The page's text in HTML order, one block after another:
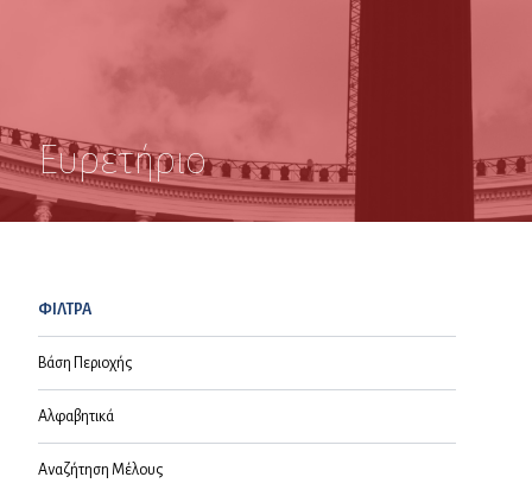
Ευρετήριο
ΦΙΛΤΡΑ
Βάση Περιοχής
Αλφαβητικά
Αναζήτηση Μέλους